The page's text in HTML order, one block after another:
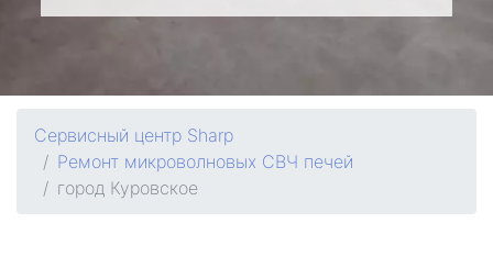
Сервисный центр Sharp
Ремонт микроволновых СВЧ печей
город Куровское